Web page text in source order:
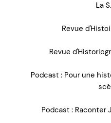
La
Revue
Revue
Podcast : Pour une
Podcast : Raconter